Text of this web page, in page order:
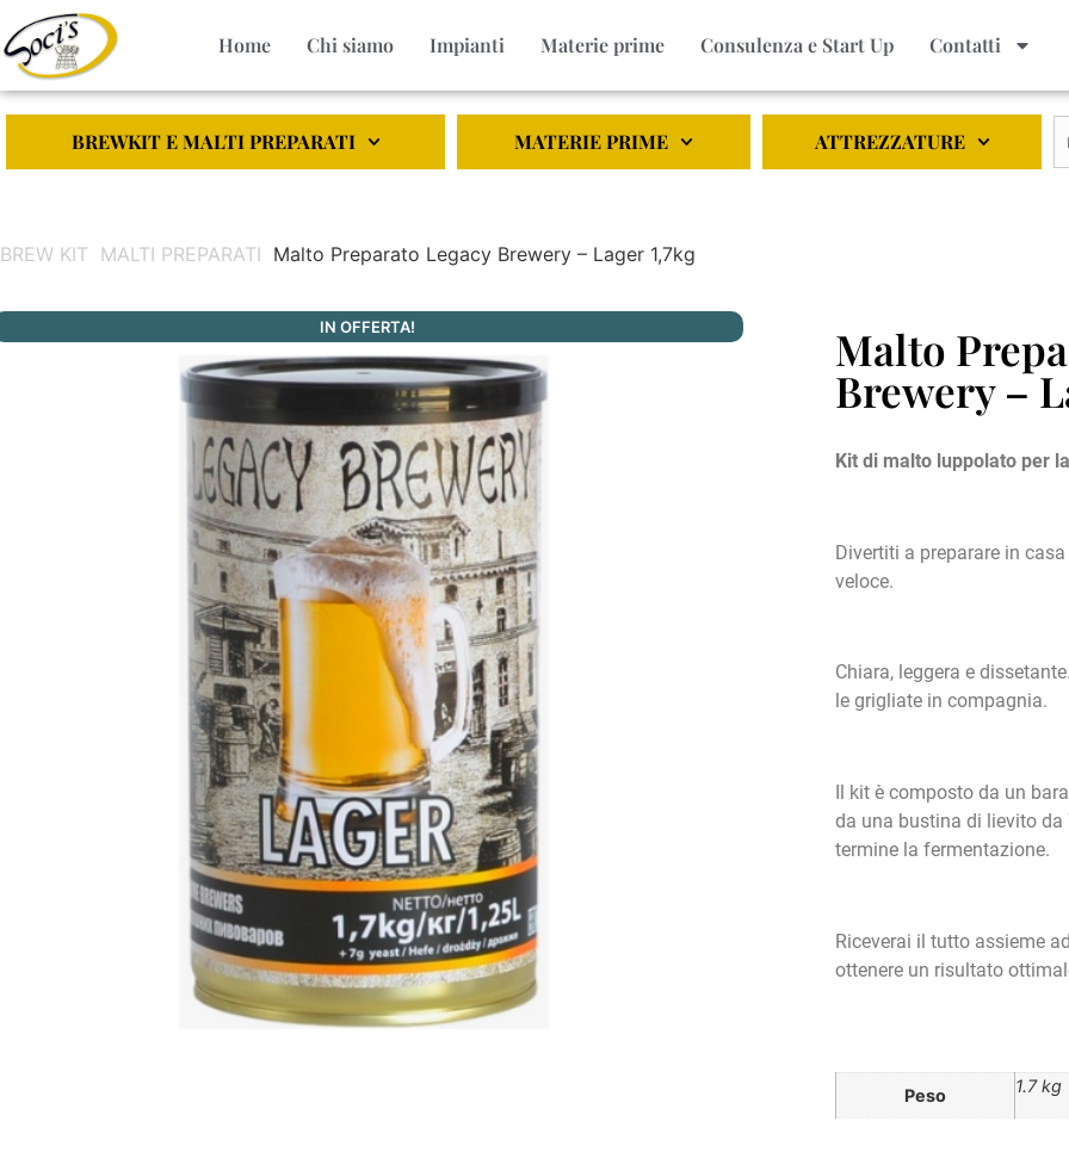
Home Chi siamo Impianti Materie prime Consulenza e Start Up Contatti
BREWKIT E MALTI PREPARATI MATERIE PRIME ATTREZZATURE
BREW KIT MALTI PREPARATI Malto Preparato Legacy Brewery – Lager 1,7kg
IN OFFERTA! Malto
Brewery –
Kit di malto luppolato per
Divertiti a preparare in
veloce.
Chiara, leggera e
le grigliate in compagnia.
Il kit è composto da un
da una bustina di lievito
termine la fermentazione.
Riceverai il tutto assieme
ottenere un risultato
Peso 1.7 kg